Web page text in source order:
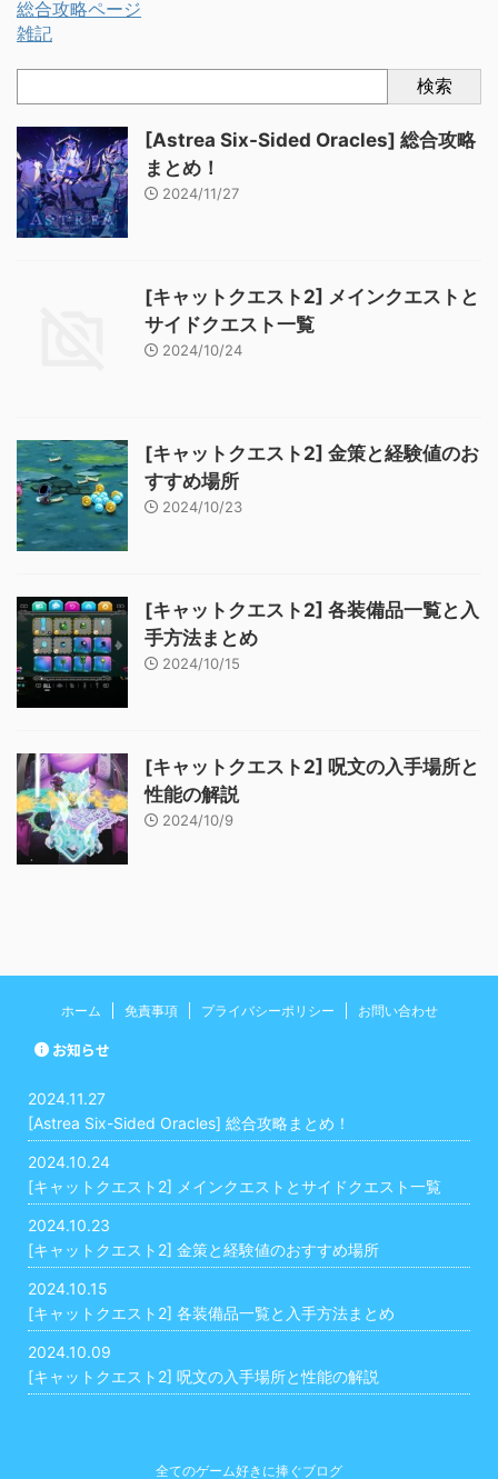
総合攻略ページ
雑記
検索
[Astrea Six-Sided Oracles] 総合攻略
まとめ！
2024/11/27
[キャットクエスト2] メインクエストと
サイドクエスト一覧
2024/10/24
[キャットクエスト2] 金策と経験値のお
すすめ場所
2024/10/23
[キャットクエスト2] 各装備品一覧と入
手方法まとめ
2024/10/15
[キャットクエスト2] 呪文の入手場所と
性能の解説
2024/10/9
ホーム 免責事項 プライバシーポリシー お問い合わせ
お知らせ
2024.11.27
[Astrea Six-Sided Oracles] 総合攻略まとめ！
2024.10.24
[キャットクエスト2] メインクエストとサイドクエスト一覧
2024.10.23
[キャットクエスト2] 金策と経験値のおすすめ場所
2024.10.15
[キャットクエスト2] 各装備品一覧と入手方法まとめ
2024.10.09
[キャットクエスト2] 呪文の入手場所と性能の解説
全てのゲーム好きに捧ぐブログ